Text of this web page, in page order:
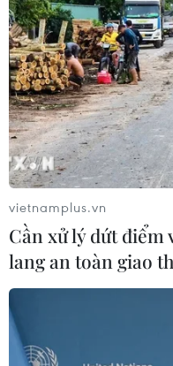
Trà Vinh: Khởi
dụng quyền tự do
đăng tải, chia sẻ nhiều
thông tin sai sự thật,
vietnamplus.vn
Cần xử lý dứt điểm
lang an toàn giao